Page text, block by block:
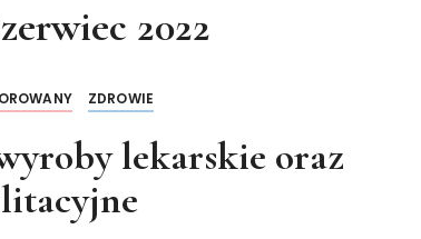
2022
ZDROWIE
lekarskie oraz